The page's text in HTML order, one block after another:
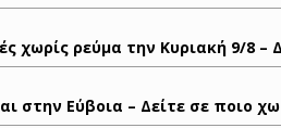
χωρίς ρεύμα την Κυριακή 9/8 –
στην Εύβοια – Δείτε σε ποιο